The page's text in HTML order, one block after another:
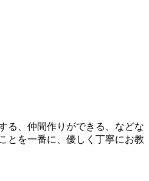
る、仲間作りができる、などな
とを一番に、優しく丁寧にお教